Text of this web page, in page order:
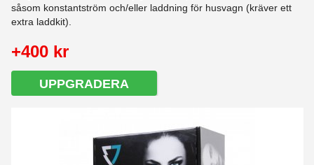
såsom konstantström och/eller laddning för husvagn (kräver ett
extra laddkit).
+400 kr
UPPGRADERA